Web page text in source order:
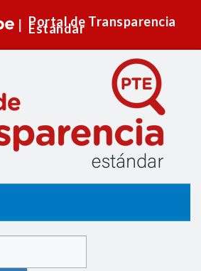
Portal de Transparencia
Estándar